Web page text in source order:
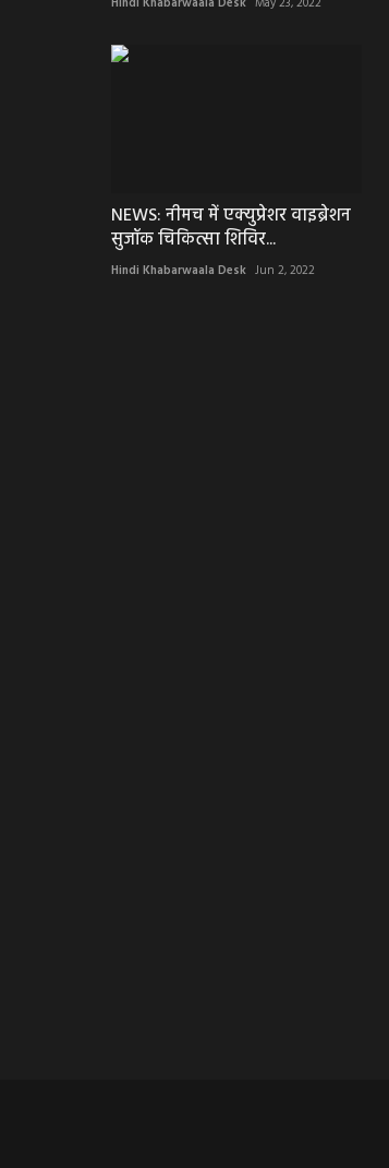
NEWS: नीमच में एक्युप्रेशर वाइब्रेशन
सुजॉक चिकित्सा शिविर...
Hindi Khabarwaala Desk Jun 2, 2022